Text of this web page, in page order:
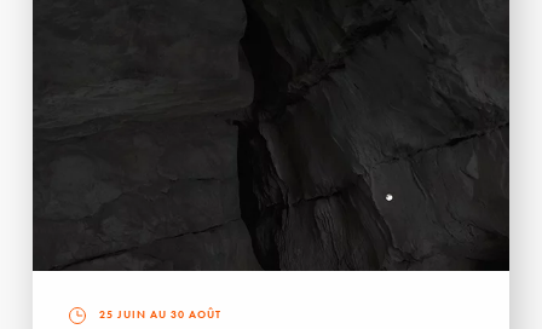
25 JUIN AU 30 AOÛT